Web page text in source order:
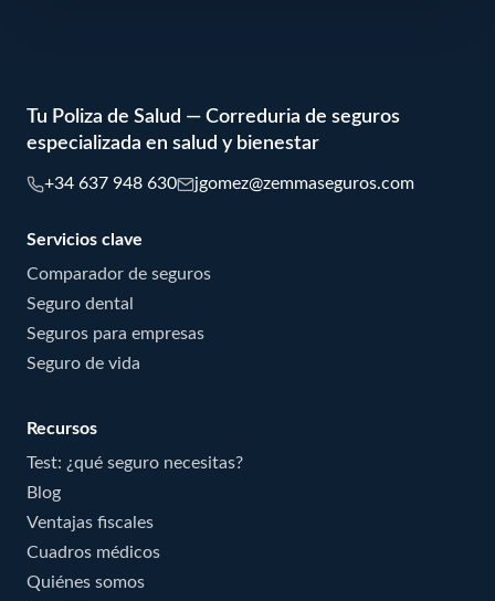
Tu Poliza de Salud — Correduria de seguros
especializada en salud y bienestar
+34 637 948 630 jgomez@zemmaseguros.com
Servicios clave
Comparador de seguros
Seguro dental
Seguros para empresas
Seguro de vida
Recursos
Test: ¿qué seguro necesitas?
Blog
Ventajas fiscales
Cuadros médicos
Quiénes somos